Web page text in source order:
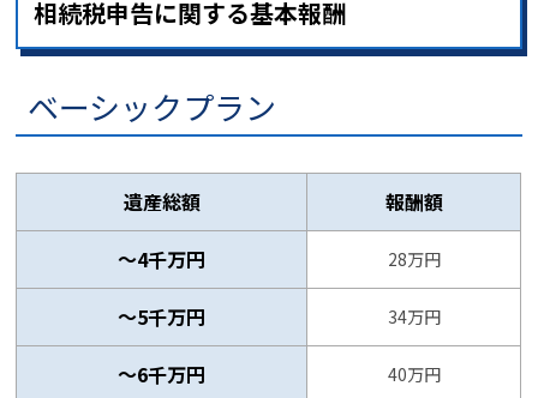
相続税申告に関する基本報酬
ベーシックプラン
遺産総額
報酬額
～4千万円
28万円
〜5千万円 34万円
〜6千万円 40万円